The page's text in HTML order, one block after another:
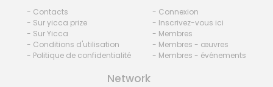
- Contacts
- Sur yicca prize
- Sur Yicca
- Conditions d'utilisation
- Politique de confidentialité
- Connexion
- Inscrivez-vous ici
- Membres
- Membres - œuvres
- Membres - événements
Network